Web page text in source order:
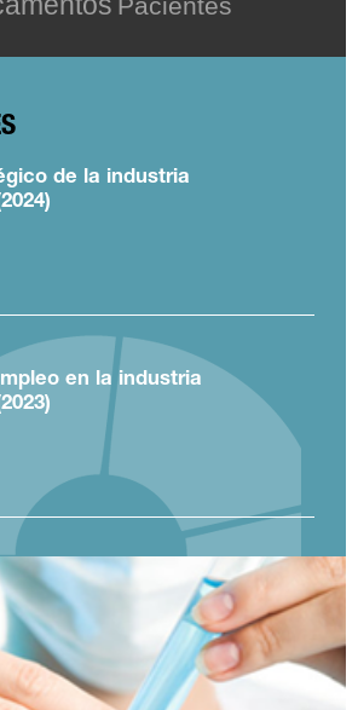
de la industria
en la industria